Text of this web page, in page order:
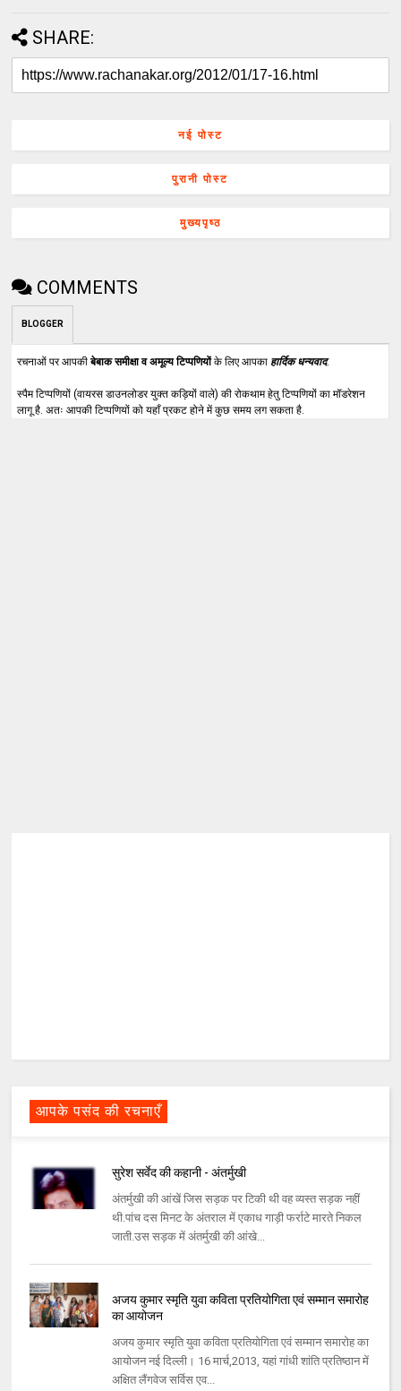
SHARE:
नई पोस्ट
पुरानी पोस्ट
मुख्यपृष्ठ
COMMENTS
BLOGGER
रचनाओं पर आपकीबेबाक समीक्षा व अमूल्य टिप्पणियोंके लिए आपका हार्दिक धन्यवाद.
स्पैम टिप्पणियों (वायरस डाउनलोडर युक्त कड़ियों वाले) की रोकथाम हेतु टिप्पणियों का मॉडरेशन
लागू है. अतः आपकी टिप्पणियों को यहाँ प्रकट होने में कुछ समय लग सकता है.
आपके पसंद की रचनाएँ
सुरेश सर्वेद की कहानी - अंतर्मुखी
अंतर्मुखी की आंखें जिस सड़क पर टिकी थी वह व्यस्त सड़क नहीं
थी.पांच दस मिनट के अंतराल में एकाध गाड़ी फर्राटे मारते निकल
जाती.उस सड़क में अंतर्मुखी की आंखे...
अजय कुमार स्मृति युवा कविता प्रतियोगिता एवं सम्मान समारोह
का आयोजन
अजय कुमार स्मृति युवा कविता प्रतियोगिता एवं सम्मान समारोह का
आयोजन नई दिल्ली। 16 मार्च,2013, यहां गांधी शांति प्रतिष्ठान में
अक्षित लैंगवेज सर्विस एव...